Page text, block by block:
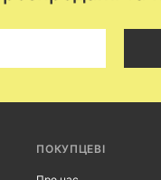
ПОКУПЦЕВІ